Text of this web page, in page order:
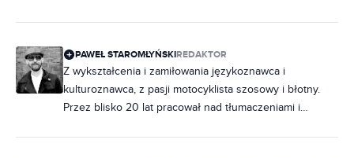
PAWEŁ STAROMŁYŃSKIREDAKTOR
Z wykształcenia i zamiłowania językoznawca i
kulturoznawca, z pasji motocyklista szosowy i błotny.
Przez blisko 20 lat pracował nad tłumaczeniami i